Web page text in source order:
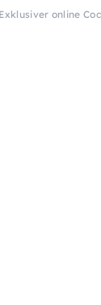
Exklusiver online